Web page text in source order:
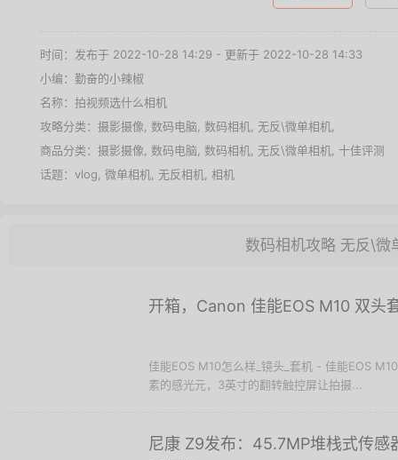
时间：发布于 2022-10-28 14:29 - 更新于 2022-10-28 14:33
小编：勤奋的小辣椒
名称： 拍视频选什么相机
攻略分类： 摄影摄像 数码电脑 数码相机 无反\微单相机
商品分类： 摄影摄像 数码电脑 数码相机 无反\微单相机 十佳评测
话题： vlog 微单相机 无反相机 相机
数码相机攻略 无反\微
开箱，Canon 佳能EOS M10 双头
佳能EOS M10怎么样_镜头_套机 - 佳能EOS
素的感光元，3英寸的翻转触控屏让拍摄...
尼康 Z9发布：45.7MP堆栈式传